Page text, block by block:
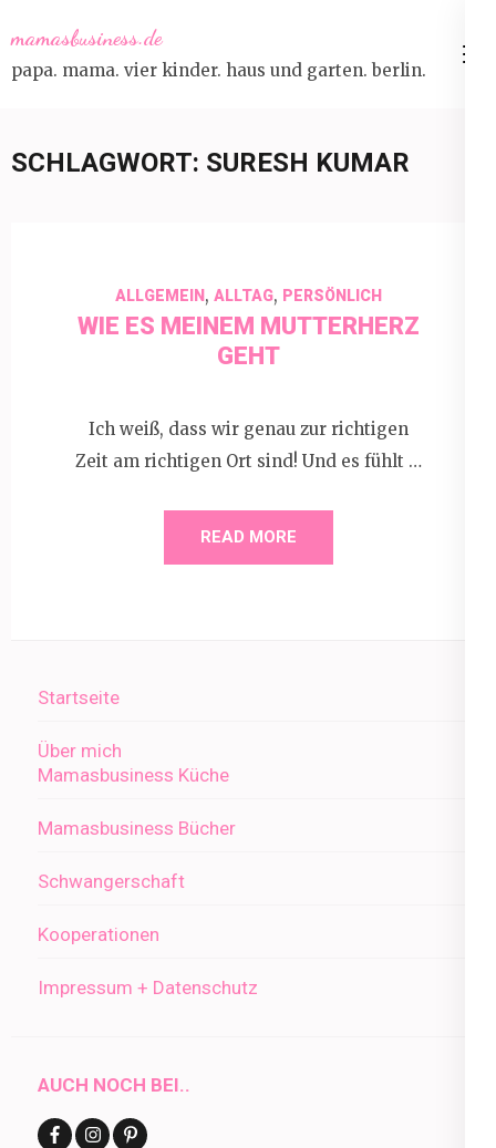
to
content
mamasbusiness.de
papa. mama. vier kinder. haus und garten. berlin.
SCHLAGWORT: SURESH KUMAR
ALLGEMEIN, ALLTAG, PERSÖNLICH
WIE ES MEINEM MUTTERHERZ
GEHT
Ich weiß, dass wir genau zur richtigen
Zeit am richtigen Ort sind! Und es fühlt …
READ MORE
Startseite
Über mich
Mamasbusiness Küche
Mamasbusiness Bücher
Schwangerschaft
Kooperationen
Impressum + Datenschutz
AUCH NOCH BEI..